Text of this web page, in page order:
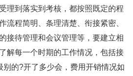
理到落实到考核，都按照既定的程
流程简明、条理清楚、衔接紧密、
接待管理和会议管理等，要建立相
解每一个时期的工作情况，包括接
别的?开了多少会，费用开销情况如